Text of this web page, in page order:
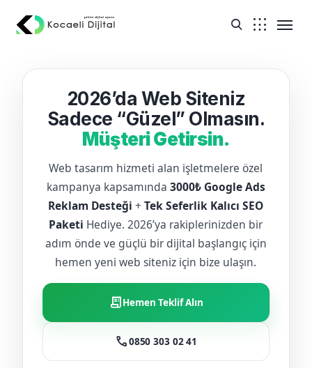
2026’da Web Siteniz
Sadece “Güzel” Olmasın.
Müşteri Getirsin.
Web tasarım hizmeti alan işletmelere özel
kampanya kapsamında 3000₺ Google Ads
Reklam Desteği +Tek Seferlik Kalıcı SEO
Paketi Hediye. 2026’ya rakiplerinizden bir
adım önde ve güçlü bir dijital başlangıç için
hemen yeni web siteniz için bize ulaşın.
receipt_longHemen Teklif Alın
call0850 303 02 41